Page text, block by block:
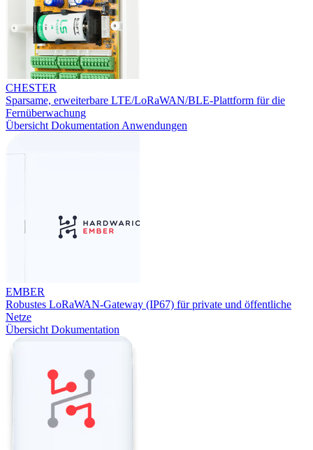
CHESTER
Sparsame, erweiterbare LTE/LoRaWAN/BLE-Plattform für die
Fernüberwachung
Übersicht Dokumentation Anwendungen
EMBER
Robustes LoRaWAN-Gateway (IP67) für private und öffentliche
Netze
Übersicht Dokumentation